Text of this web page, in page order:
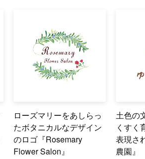
ローズマリーをあしらっ
たボタニカルなデザイン
のロゴ『Rosemary
Flower Salon』
土色の
くすく
表現さ
農園』